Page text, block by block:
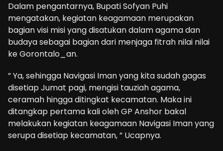
Dalam pengantarnya, Bupati Sofyan Puhi
mengatakan, kegiatan keagamaan merupakan
bagian visi misi yang disatukan dalam agama dan
budaya sebagai bagian dari menjaga fitrah nilai nilai
ke Gorontalo_an.
” Ya, sehingga Navigasi Iman yang kita sudah gagas
disetiap Jumat pagi, mengisi tauziah agama,
ceramah hingga ditingkat kecamatan. Maka ini
ditangkap pertama kali oleh GP Anshor bakal
melakukan kegiatan keagamaan Navigasi Iman yang
serupa disetiap kecamatan, ” Ucapnya.